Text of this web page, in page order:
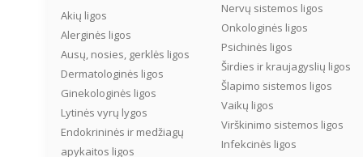
Akių ligos
Alerginės ligos
Ausų, nosies, gerklės ligos
Dermatologinės ligos
Ginekologinės ligos
Lytinės vyrų lygos
Endokrininės ir medžiagų
apykaitos ligos
Nervų sistemos ligos
Onkologinės ligos
Psichinės ligos
Širdies ir kraujagyslių ligos
Šlapimo sistemos ligos
Vaikų ligos
Virškinimo sistemos ligos
Infekcinės ligos